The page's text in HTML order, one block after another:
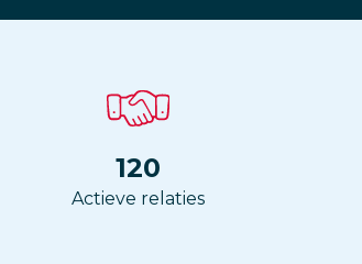
120
Actieve relaties